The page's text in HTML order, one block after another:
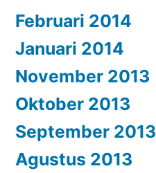
Februari 2014
Januari 2014
November 2013
Oktober 2013
September 2013
Agustus 2013